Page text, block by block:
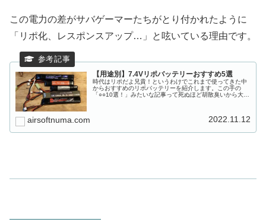
この電力の差がサバゲーマーたちがとり付かれたように
「リポ化、レスポンスアップ…」と呟いている理由です。
【用途別】7.4Vリポバッテリーおすすめ5選
時代はリポだよ兄貴！というわけでこれまで使ってきた中
からおすすめのリポバッテリーを紹介します。この手の
「○○10選！」みたいな記事って死ぬほど胡散臭いから大嫌
airsoftnuma.com 2022.11.12